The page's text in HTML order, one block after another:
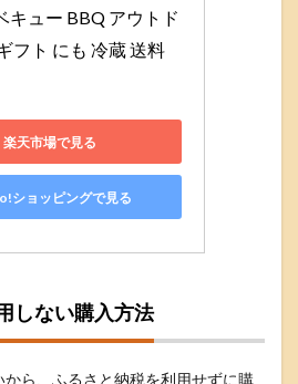
キュー BBQ アウトド
フト にも 冷蔵 送料
楽天市場で見る
ショッピングで見る
しない購入方法
から、ふるさと納税を利用せずに購